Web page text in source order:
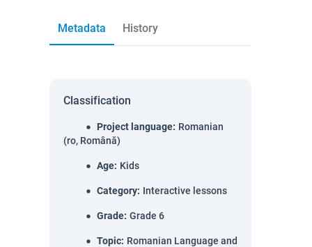
Metadata History
Classification
Project language: Romanian
(ro, Română)
Age: Kids
Category: Interactive lessons
Grade: Grade 6
Topic: Romanian Language and